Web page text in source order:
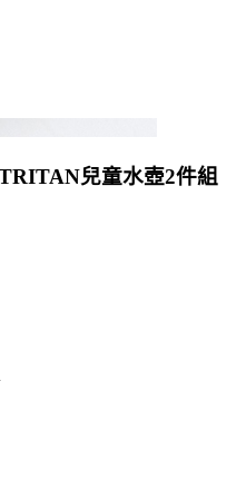
兒童水壺2件組